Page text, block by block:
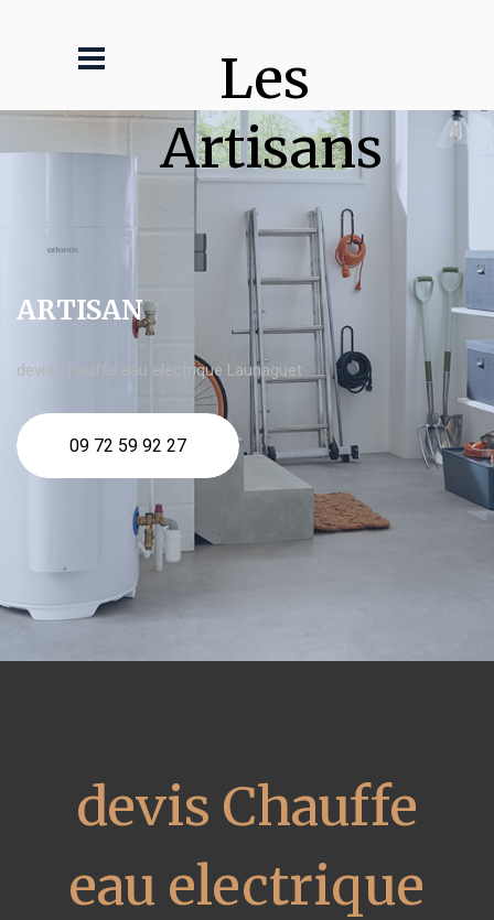
Les
Artisans
ARTISAN
devis Chauffe eau electrique Launaguet
09 72 59 92 27
devis Chauffe
eau electrique